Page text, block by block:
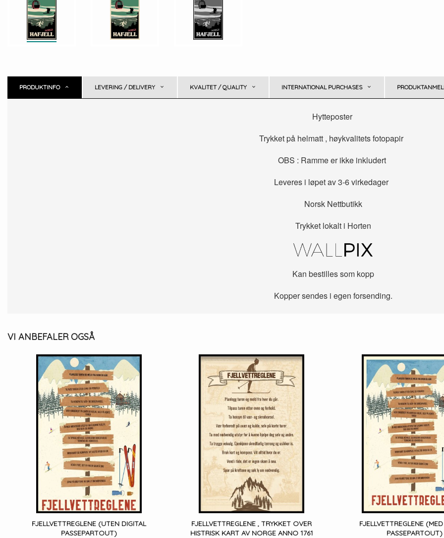
PRODUKTINFO LEVERING / DELIVERY KVALITET / QUALITY INTERNATIONAL PURCHASES
Hytteposter
Trykket på helmatt , høykvalitets fotopapir
OBS : Ramme er ikke inkludert
Leveres i løpet av 3-6 virkedager
Norsk Nettbutikk
Trykket lokalt i Horten
Kan bestilles som kopp
Kopper sendes i egen forsending.
VI ANBEFALER OGSÅ
FJELLVETTREGLENE (UTEN DIGITAL
PASSEPARTOUT)
FJELLVETTREGLENE , TRYKKET OVER
HISTRISK KART AV NORGE ANNO 1761
FJELLVETTREGLENE
PASSEPARTOUT)